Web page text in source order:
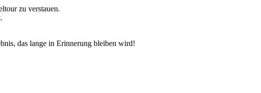
zu verstauen.
das lange in Erinnerung bleiben wird!